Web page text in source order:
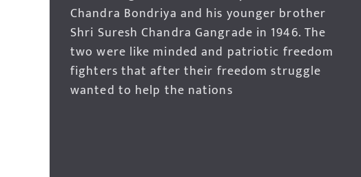
Chandra Bondriya and his younger brother
Shri Suresh Chandra Gangrade in 1946. The
two were like minded and patriotic freedom
fighters that after their freedom struggle
wanted to help the nations